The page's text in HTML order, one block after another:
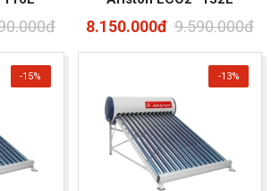
8.150.000đ 9.590.000đ
-15% -13%